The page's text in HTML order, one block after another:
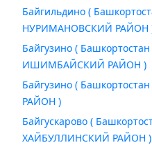
Байгильдино (
НУРИМАНОВСКИЙ РАЙОН
Байгузино ( Башкортостан
ИШИМБАЙСКИЙ РАЙОН )
Байгузино (
РАЙОН )
Байгускарово (
ХАЙБУЛЛИНСКИЙ РАЙОН )